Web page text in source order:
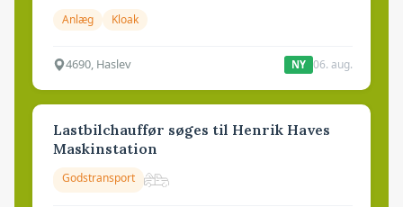
Anlæg Kloak
4690, Haslev NY 06. aug.
Lastbilchauffør søges til Henrik Haves
Maskinstation
Godstransport